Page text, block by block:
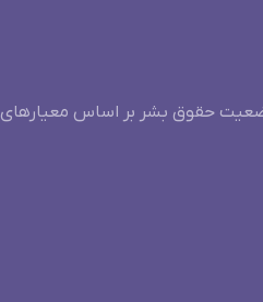
حقوق بشر بر اساس